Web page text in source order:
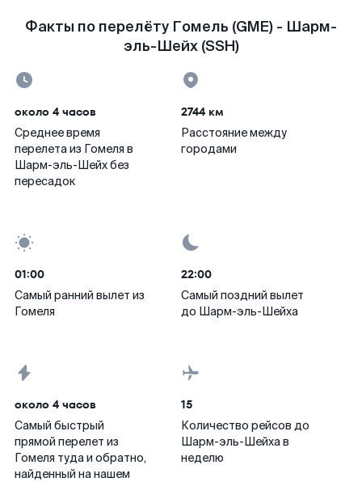
Факты по перелёту Гомель (GME) - Шарм-
эль-Шейх (SSH)
около 4 часов
Среднее время
перелета из Гомеля в
Шарм-эль-Шейх без
пересадок
2744 км
Расстояние между
городами
01:00
Самый ранний вылет из
Гомеля
22:00
Самый поздний вылет
до Шарм-эль-Шейха
около 4 часов
Самый быстрый
прямой перелет из
Гомеля туда и обратно,
найденный на нашем
15
Количество рейсов до
Шарм-эль-Шейха в
неделю